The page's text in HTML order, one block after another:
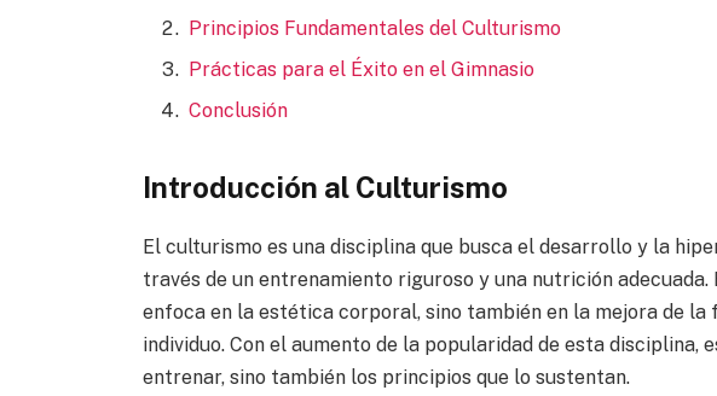
Principios Fundamentales del Culturismo
Prácticas para el Éxito en el Gimnasio
Conclusión
Introducción al Culturismo
El culturismo es una disciplina que busca el desarrollo y la
través de un entrenamiento riguroso y una nutrición adecuada.
enfoca en la estética corporal, sino también en la mejora de la
individuo. Con el aumento de la popularidad de esta disciplina,
entrenar, sino también los principios que lo sustentan.